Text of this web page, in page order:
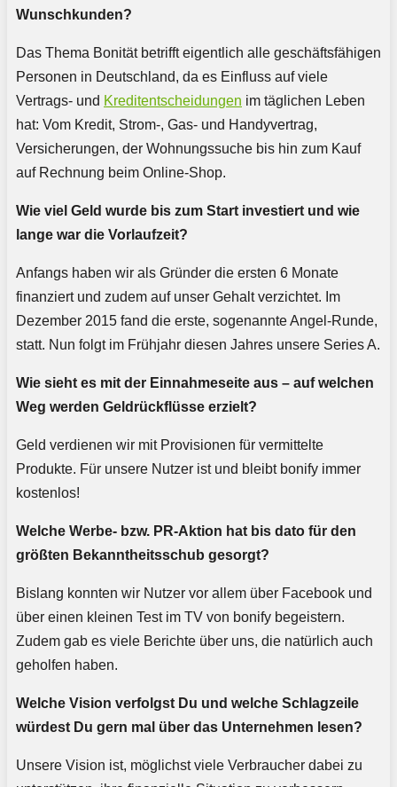
Wunschkunden?
Das Thema Bonität betrifft eigentlich alle geschäftsfähigen
Personen in Deutschland, da es Einfluss auf viele
Vertrags- und Kreditentscheidungen im täglichen Leben
hat: Vom Kredit, Strom-, Gas- und Handyvertrag,
Versicherungen, der Wohnungssuche bis hin zum Kauf
auf Rechnung beim Online-Shop.
Wie viel Geld wurde bis zum Start investiert und wie
lange war die Vorlaufzeit?
Anfangs haben wir als Gründer die ersten 6 Monate
finanziert und zudem auf unser Gehalt verzichtet. Im
Dezember 2015 fand die erste, sogenannte Angel-Runde,
statt. Nun folgt im Frühjahr diesen Jahres unsere Series A.
Wie sieht es mit der Einnahmeseite aus – auf welchen
Weg werden Geldrückflüsse erzielt?
Geld verdienen wir mit Provisionen für vermittelte
Produkte. Für unsere Nutzer ist und bleibt bonify immer
kostenlos!
Welche Werbe- bzw. PR-Aktion hat bis dato für den
größten Bekanntheitsschub gesorgt?
Bislang konnten wir Nutzer vor allem über Facebook und
über einen kleinen Test im TV von bonify begeistern.
Zudem gab es viele Berichte über uns, die natürlich auch
geholfen haben.
Welche Vision verfolgst Du und welche Schlagzeile
würdest Du gern mal über das Unternehmen lesen?
Unsere Vision ist, möglichst viele Verbraucher dabei zu